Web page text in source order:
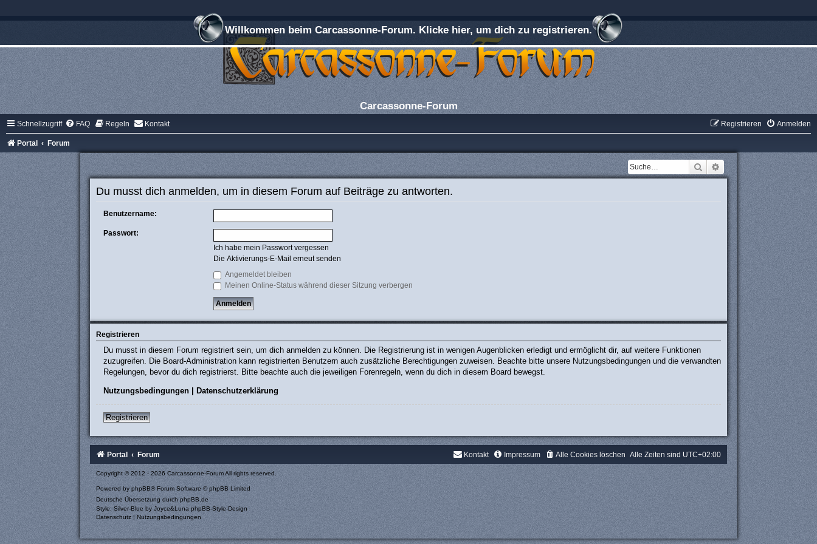
Willkommen beim Carcassonne-Forum. Klicke hier, um dich zu registrieren.
Carcassonne-Forum
Schnellzugriff FAQ Regeln Kontakt Anmelden
Registrieren
Portal Forum
Suche Erweiterte Suche
Du musst dich anmelden, um in diesem Forum auf Beiträge zu antworten.
Benutzername:
Passwort:
Ich habe mein Passwort vergessen
Die Aktivierungs-E-Mail erneut senden
Angemeldet bleiben
Meinen Online-Status während dieser Sitzung verbergen
Registrieren
Du musst in diesem Forum registriert sein, um dich anmelden zu können. Die Registrierung ist in wenigen Augenblicken erledigt und ermöglicht dir, auf weitere Funktionen
zuzugreifen. Die Board-Administration kann registrierten Benutzern auch zusätzliche Berechtigungen zuweisen. Beachte bitte unsere Nutzungsbedingungen und die verwandten
Regelungen, bevor du dich registrierst. Bitte beachte auch die jeweiligen Forenregeln, wenn du dich in diesem Board bewegst.
Nutzungsbedingungen| Datenschutzerklärung
Registrieren
Portal Forum Alle Zeiten sind UTC+02:00
Alle Cookies löschen
Impressum
Kontakt
Copyright © 2012 - 2026 Carcassonne-Forum All rights reserved.
Powered by phpBB® Forum Software © phpBB Limited
Deutsche Übersetzung durchphpBB.de
Style: Silver-Blue by Joyce&Luna phpBB-Style-Design
Datenschutz | Nutzungsbedingungen